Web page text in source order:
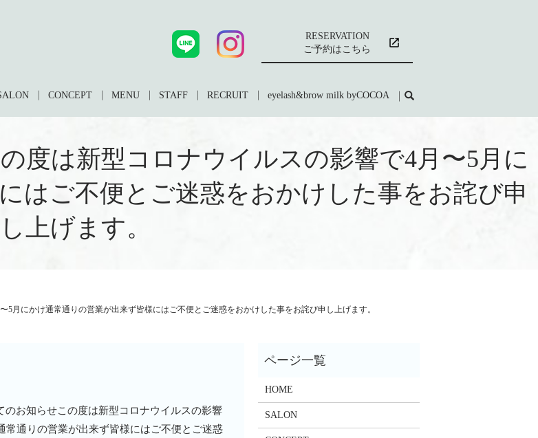
RESERVATION
ご予約はこちら
CONCEPT MENU STAFF RECRUIT eyelash&brow milk byCOCOA
度は新型コロナウイルスの影響で4月〜5月に
はご不便とご迷惑をおかけした事をお詫び申
し上げます。
月にかけ通常通りの営業が出来ず皆様にはご不便とご迷惑をおかけした事をお詫び申し上げます。
のお知らせこの度は新型コロナウイルスの影響
常通りの営業が出来ず皆様にはご不便とご迷惑
HOME
SALON